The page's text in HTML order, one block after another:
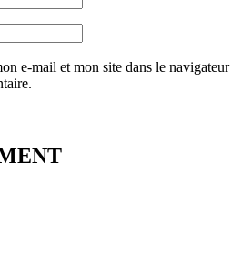
e-mail et mon site dans le navigateur